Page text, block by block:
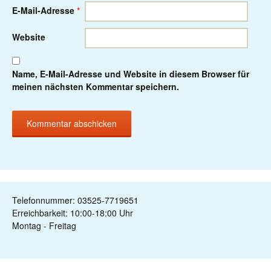
E-Mail-Adresse *
Website
Name, E-Mail-Adresse und Website in diesem Browser für
meinen nächsten Kommentar speichern.
Telefonnummer: 03525-7719651
Erreichbarkeit: 10:00-18:00 Uhr
Montag - Freitag